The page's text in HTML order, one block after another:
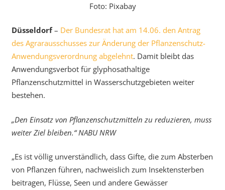
Foto: Pixabay
Düsseldorf– Der Bundesrat hat am 14.06. den Antrag
des Agrarausschusses zur Änderung der Pflanzenschutz-
Anwendungsverordnung abgelehnt. Damit bleibt das
Anwendungsverbot für glyphosathaltige
Pflanzenschutzmittel in Wasserschutzgebieten weiter
bestehen.
„Den Einsatz von Pflanzenschutzmitteln zu reduzieren, muss
weiter Ziel bleiben.“ NABU NRW
„Es ist völlig unverständlich, dass Gifte, die zum Absterben
von Pflanzen führen, nachweislich zum Insektensterben
beitragen, Flüsse, Seen und andere Gewässer